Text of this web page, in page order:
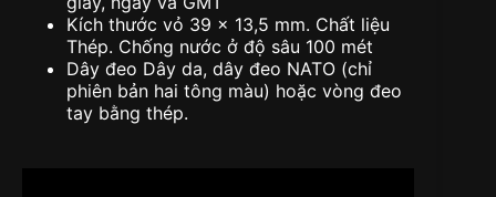
Kích thước vỏ 39 x 13,5 mm. Chất liệu
Thép. Chống nước ở độ sâu 100 mét
Dây đeo Dây da, dây đeo NATO (chỉ
phiên bản hai tông màu) hoặc vòng đeo
tay bằng thép.